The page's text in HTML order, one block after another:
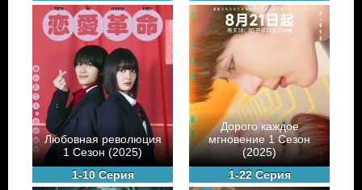
Любовная революция
1 Сезон (2025)
1-10 Серия
Дорого каждое
мгновение 1 Сезон
(2025)
1-22 Серия